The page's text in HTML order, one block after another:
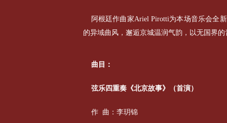
阿根廷作曲家Ariel Pirotti为本场音乐会全
的异域曲风，邂逅京城温润气韵，以无国界
曲目：
弦乐四重奏《北京故事》（首演）
作 曲：李玥锦